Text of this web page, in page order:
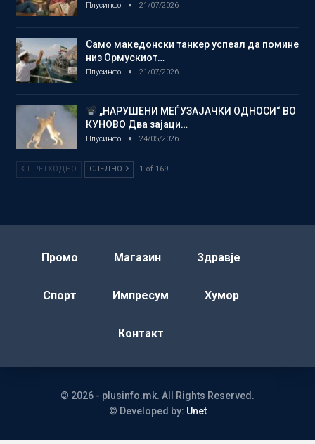
Плусинфо 21/07/2026
Само македонски танкер успеал да помине
низ Ормускиот…
Плусинфо 21/07/2026
„НАРУШЕНИ МЕЃУЗАЈАЧКИ ОДНОСИ“ ВО
КУНОВО Два зајаци…
Плусинфо 24/05/2026
ПРЕТХОДНО СЛЕДНО 1 of 169
Промо Магазин Здравје
Спорт Импресум Хумор
Контакт
© 2026 - plusinfo.mk. All Rights Reserved.
© Developed by: Unet